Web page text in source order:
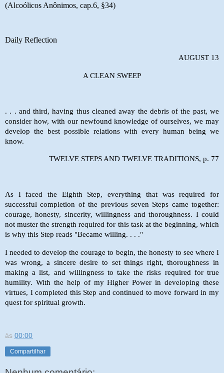
(Alcoólicos Anônimos, cap.6, §34)
Daily Reflection
AUGUST 13
A CLEAN SWEEP
. . . and third, having thus cleaned away the debris of the past, we
consider how, with our newfound knowledge of ourselves, we may
develop the best possible relations with every human being we
know.
TWELVE STEPS AND TWELVE TRADITIONS, p. 77
As I faced the Eighth Step, everything that was required for
successful completion of the previous seven Steps came together:
courage, honesty, sincerity, willingness and thoroughness. I could
not muster the strength required for this task at the beginning, which
is why this Step reads "Became willing. . . ."
I needed to develop the courage to begin, the honesty to see where I
was wrong, a sincere desire to set things right, thoroughness in
making a list, and willingness to take the risks required for true
humility. With the help of my Higher Power in developing these
virtues, I completed this Step and continued to move forward in my
quest for spiritual growth.
às 00:00
Compartilhar